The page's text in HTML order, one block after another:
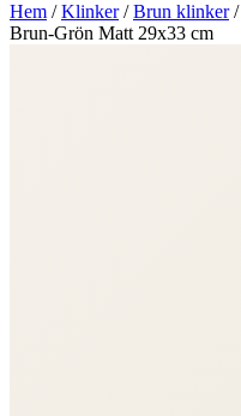
Hem /Klinker/Brun klinker/
Brun-Grön Matt 29x33 cm